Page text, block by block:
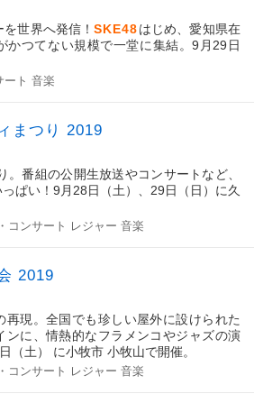
を世界へ発信！SKE48はじめ、愛知県在
かつてない規模で一堂に集結。9月29日
ート 音楽
まつり 2019
。番組の公開生放送やコンサートなど、
ぱい！9月28日（土）、29日（日）に久
コンサート レジャー 音楽
2019
再現。全国でも珍しい屋外に設けられた
ンに、情熱的なフラメンコやジャズの演
（土） に小牧市 小牧山で開催。
コンサート レジャー 音楽